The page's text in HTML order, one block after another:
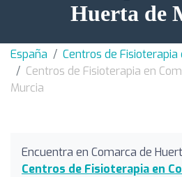
Huerta de
España
Centros de Fisioterapia
Centros de Fisioterapia en
Murcia
Encuentra en Comarca de
Centros de Fisioterapia en